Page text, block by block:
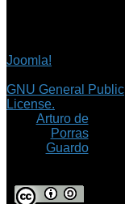
Joomla!
GNU General Public
License.
Arturo de
Porras
Guardo